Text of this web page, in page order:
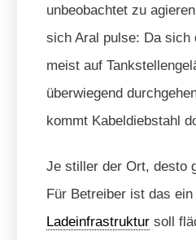
unbeobachtet zu
sich Aral pulse: Da sich
meist auf
überwiegend
kommt Kabeldiebstahl
Je stiller der Ort, desto
Für Betreiber ist das
Ladeinfrastruktur soll